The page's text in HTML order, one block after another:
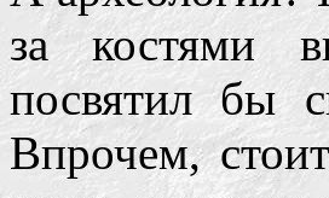
за костями
посвятил бы
Впрочем,